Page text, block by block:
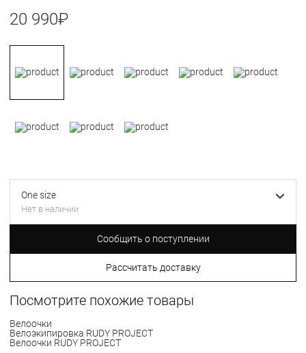
20 990₽
One size
Нет в наличии
Сообщить о поступлении
Рассчитать доставку
Посмотрите похожие товары
Велоочки
Велоэкипировка RUDY PROJECT
Велоочки RUDY PROJECT